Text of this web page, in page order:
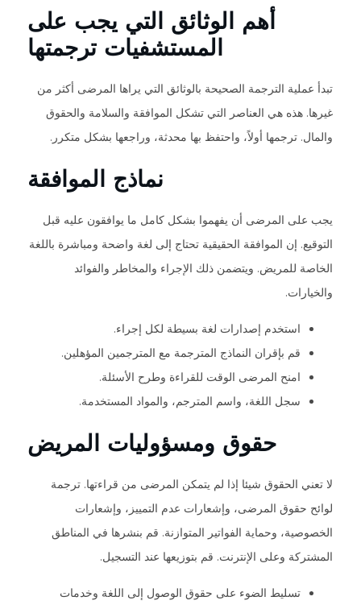
أهم الوثائق التي يجب على
المستشفيات ترجمتها
تبدأ عملية الترجمة الصحيحة بالوثائق التي يراها المرضى أكثر من
غيرها. هذه هي العناصر التي تشكل الموافقة والسلامة والحقوق
والمال. ترجمها أولاً، واحتفظ بها محدثة، وراجعها بشكل متكرر.
نماذج الموافقة
يجب على المرضى أن يفهموا بشكل كامل ما يوافقون عليه قبل
التوقيع. إن الموافقة الحقيقية تحتاج إلى لغة واضحة ومباشرة باللغة
الخاصة للمريض. ويتضمن ذلك الإجراء والمخاطر والفوائد
والخيارات.
استخدم إصدارات لغة بسيطة لكل إجراء.
قم بإقران النماذج المترجمة مع المترجمين المؤهلين.
امنح المرضى الوقت للقراءة وطرح الأسئلة.
سجل اللغة، واسم المترجم، والمواد المستخدمة.
حقوق ومسؤوليات المريض
لا تعني الحقوق شيئا إذا لم يتمكن المرضى من قراءتها. ترجمة
لوائح حقوق المرضى، وإشعارات عدم التمييز، وإشعارات
الخصوصية، وحماية الفواتير المتوازنة. قم بنشرها في المناطق
المشتركة وعلى الإنترنت. قم بتوزيعها عند التسجيل.
تسليط الضوء على حقوق الوصول إلى اللغة وخدمات